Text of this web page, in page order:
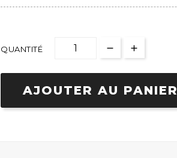
QUANTITÉ
AJOUTER AU PANIER